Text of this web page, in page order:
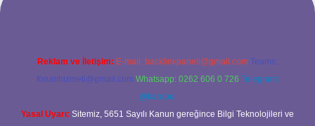
Reklam ve İletişim: E-mail: backlinkpaneli@gmail.com Teams:
forumhizmeti@gmail.com Whatsapp: 0262 606 0 726 Telegram:
@karabul
Yasal Uyarı: Sitemiz, 5651 Sayılı Kanun gereğince Bilgi Teknolojileri ve